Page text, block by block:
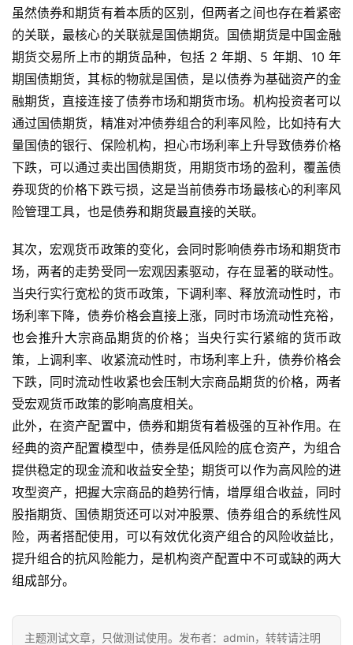
虽然债券和期货有着本质的区别，但两者之间也存在着紧密
的关联，最核心的关联就是国债期货。国债期货是中国金融
期货交易所上市的期货品种，包括 2 年期、5 年期、10 年
期国债期货，其标的物就是国债，是以债券为基础资产的金
融期货，直接连接了债券市场和期货市场。机构投资者可以
通过国债期货，精准对冲债券组合的利率风险，比如持有大
量国债的银行、保险机构，担心市场利率上升导致债券价格
下跌，可以通过卖出国债期货，用期货市场的盈利，覆盖债
券现货的价格下跌亏损，这是当前债券市场最核心的利率风
险管理工具，也是债券和期货最直接的关联。
其次，宏观货币政策的变化，会同时影响债券市场和期货市
场，两者的走势受同一宏观因素驱动，存在显著的联动性。
当央行实行宽松的货币政策，下调利率、释放流动性时，市
场利率下降，债券价格会直接上涨，同时市场流动性充裕，
也会推升大宗商品期货的价格；当央行实行紧缩的货币政
策，上调利率、收紧流动性时，市场利率上升，债券价格会
下跌，同时流动性收紧也会压制大宗商品期货的价格，两者
受宏观货币政策的影响高度相关。
此外，在资产配置中，债券和期货有着极强的互补作用。在
经典的资产配置模型中，债券是低风险的底仓资产，为组合
提供稳定的现金流和收益安全垫；期货可以作为高风险的进
攻型资产，把握大宗商品的趋势行情，增厚组合收益，同时
股指期货、国债期货还可以对冲股票、债券组合的系统性风
险，两者搭配使用，可以有效优化资产组合的风险收益比，
提升组合的抗风险能力，是机构资产配置中不可或缺的两大
组成部分。
主题测试文章，只做测试使用。发布者：admin，转转请注明